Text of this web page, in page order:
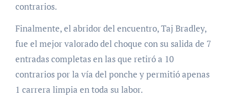
contrarios.
Finalmente, el abridor del encuentro, Taj Bradley,
fue el mejor valorado del choque con su salida de 7
entradas completas en las que retiró a 10
contrarios por la vía del ponche y permitió apenas
1 carrera limpia en toda su labor.